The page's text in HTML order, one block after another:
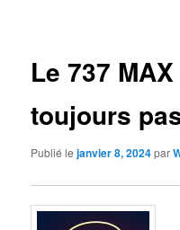
Le 737
toujours
Publié lejanvier 8, 2024par